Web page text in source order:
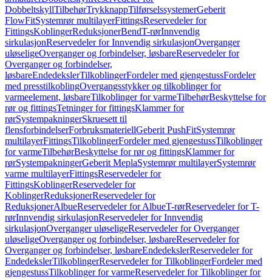
DobbeltskyllTilbehørTrykknappTilførselssystemerGeberit
FlowFitSystemrør multilayerFittingsReservedeler for
FittingsKoblingerReduksjonerBendT-rørInnvendig
sirkulasjonReservedeler for Innvendig sirkulasjonOverganger
uløseligeOverganger og forbindelser, løsbareReservedeler for
Overganger og forbindelser,
løsbareEndedekslerTilkoblingerFordeler med gjengestussFordeler
med presstilkoblingOvergangsstykker og tilkoblinger for
varmeelement, løsbareTilkoblinger for varmeTilbehørBeskyttelse for
rør og fittingsTetninger for fittingsKlammer for
rørSystempakningerSkruesett til
flensforbindelserForbruksmateriellGeberit PushFitSystemrør
multilayerFittingsTilkoblingerFordeler med gjengestussTilkoblinger
for varmeTilbehørBeskyttelse for rør og fittingsKlammer for
rørSystempakningerGeberit MeplaSystemrør multilayerSystemrør
varme multilayerFittingsReservedeler for
FittingsKoblingerReservedeler for
KoblingerReduksjonerReservedeler for
ReduksjonerAlbueReservedeler for AlbueT-rørReservedeler for T-
rørInnvendig sirkulasjonReservedeler for Innvendig
sirkulasjonOverganger uløseligeReservedeler for Overganger
uløseligeOverganger og forbindelser, løsbareReservedeler for
Overganger og forbindelser, løsbareEndedekslerReservedeler for
EndedekslerTilkoblingerReservedeler for TilkoblingerFordeler med
gjengestussTilkoblinger for varmeReservedeler for Tilkoblinger for